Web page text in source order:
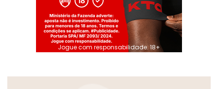
Jogue com responsabilidade. 18+